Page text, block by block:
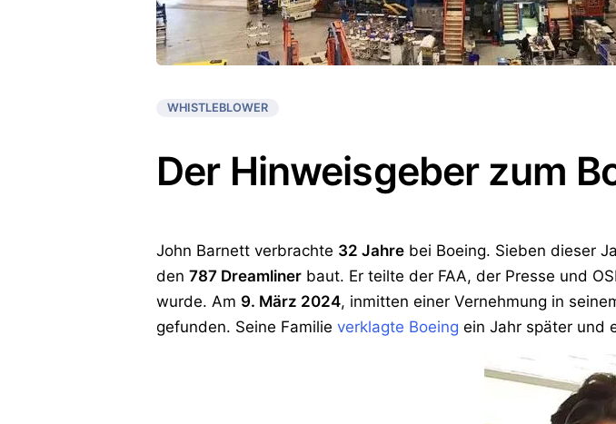
WHISTLEBLOWER
Der Hinweisgeber zum
John Barnett verbrachte 32 Jahre bei Boeing. Sieben dieser
den 787 Dreamliner baut. Er teilte der FAA, der Presse und
wurde. Am 9. März 2024, inmitten einer Vernehmung in
gefunden. Seine Familie verklagte Boeing ein Jahr später und